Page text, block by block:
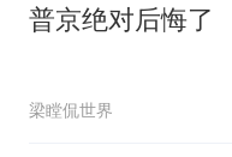
普京绝对后悔了
梁瞠侃世界